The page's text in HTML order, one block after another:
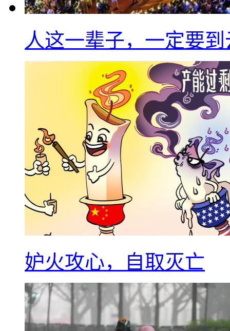
人这一辈子，一定要
妒火攻心，自取灭亡